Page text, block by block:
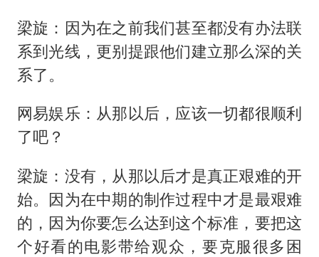
梁旋：因为在之前我们甚至都没有办法联
系到光线，更别提跟他们建立那么深的关
系了。
网易娱乐：从那以后，应该一切都很顺利
了吧？
梁旋：没有，从那以后才是真正艰难的开
始。因为在中期的制作过程中才是最艰难
的，因为你要怎么达到这个标准，要把这
个好看的电影带给观众，要克服很多困